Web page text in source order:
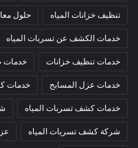
تنظيف خزانات المياه حلول
خدمات الكشف عن تسربات المياه
خدمات تنظيف خزانات خدمات
خدمات عزل المسابح خدمات
خدمات كشف تسربات المياه
شركة كشف تسربات المياه